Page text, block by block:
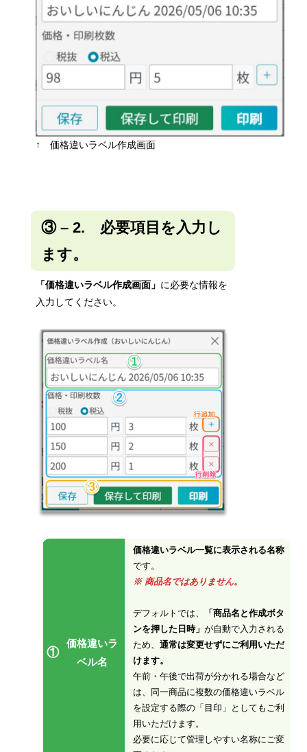
↑ 価格違いラベル作成画面
③– 2. 必要項目を入力し
ます。
「価格違いラベル作成画面」 に必要な情報を
入力してください。
①
価格違いラ
ベル名
価格違いラベル一覧に表示される名称
です。
※ 商品名ではありません。
デフォルトでは、
「商品名と作成ボタ
ンを押した日時」 が自動で入力される
ため、 通常は変更せずにご利用いただ
けます。
午前・午後で出荷が分かれる場合など
は、同一商品に複数の価格違いラベル
を設定する際の「目印」としてもご利
用いただけます。
必要に応じて管理しやすい名称にご変